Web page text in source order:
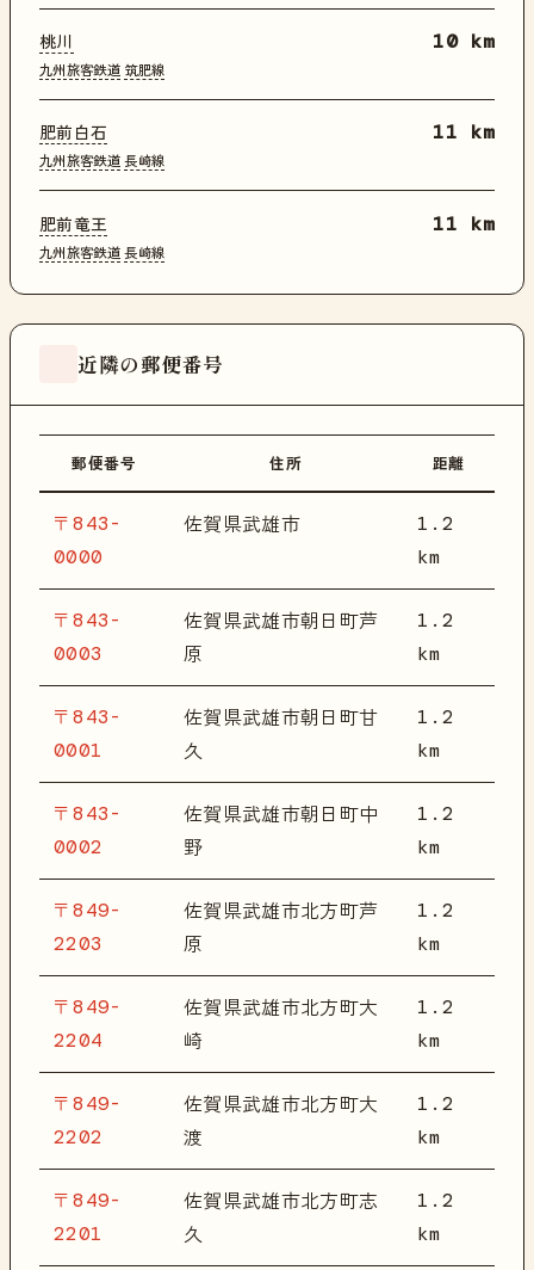
桃川
九州旅客鉄道 筑肥線
10 km
肥前白石
九州旅客鉄道 長崎線
11 km
肥前竜王
九州旅客鉄道 長崎線
11 km
近隣の郵便番号
郵便番号 住所 距離
〒843-
0000
佐賀県武雄市
1.2
km
〒843-
0003
佐賀県武雄市朝日町芦
原
1.2
km
〒843-
0001
佐賀県武雄市朝日町甘
久
1.2
km
〒843-
0002
佐賀県武雄市朝日町中
野
1.2
km
〒849-
2203
佐賀県武雄市北方町芦
原
1.2
km
〒849-
2204
佐賀県武雄市北方町大
崎
1.2
km
〒849-
2202
佐賀県武雄市北方町大
渡
1.2
km
〒849-
2201
佐賀県武雄市北方町志
久
1.2
km